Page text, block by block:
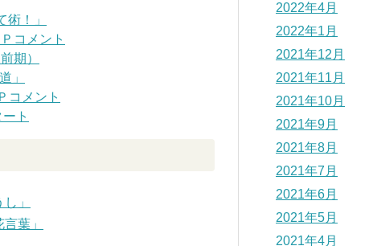
！」
コメント
期）
」
コメント
ト
」
葉」
2022年4月
2022年1月
2021年12月
2021年11月
2021年10月
2021年9月
2021年8月
2021年7月
2021年6月
2021年5月
2021年4月